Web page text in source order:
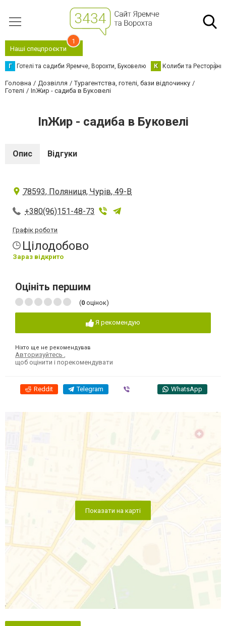
Наші спецпроєкти
1
Г Готелі та садиби Яремче, Ворохти, Буковелю К Колиби та Ресторани
Головна Дозвілля
Турагентства, готелі, бази відпочинку
Готелі
InЖир - садиба в Буковелі
InЖир - садиба в Буковелі
Опис Відгуки
78593, Поляниця, Чурів, 49-В
+380(96)151-48-73
Графік роботи
Цілодобово
Зараз відкрито
Оцініть першим
(0 оцінок)
Я рекомендую
Ніхто ще не рекомендував
Авторизуйтесь
щоб оцінити і порекомендувати
Reddit Telegram WhatsApp
Показати на карті